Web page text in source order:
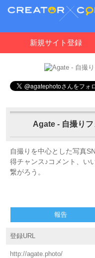
新規サイト登録
Agate - 自撮り
自撮りを中心とした写真
得チャンス♪コメント、い
繋がろう。
報告
登録URL
http://agate.photo/